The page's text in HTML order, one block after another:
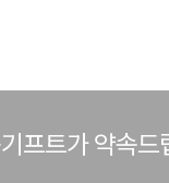
프트가 약속드